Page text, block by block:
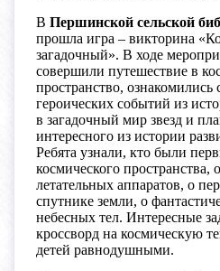
В Першинской сельской
прошла игра – викторина
загадочный». В ходе
совершили путешествие в
пространство,
героических событий из
в загадочный мир звезд и
интересного из истории
Ребята узнали, кто были
космического пространства,
летательных аппаратов, о
спутнике земли, о
небесных тел. Интересные
кроссворд на космическую
детей равнодушными.